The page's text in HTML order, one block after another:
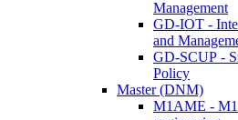
Management
GD-IOT -
and
GD-SCUP -
Policy
Master (DNM)
M1AME - M1